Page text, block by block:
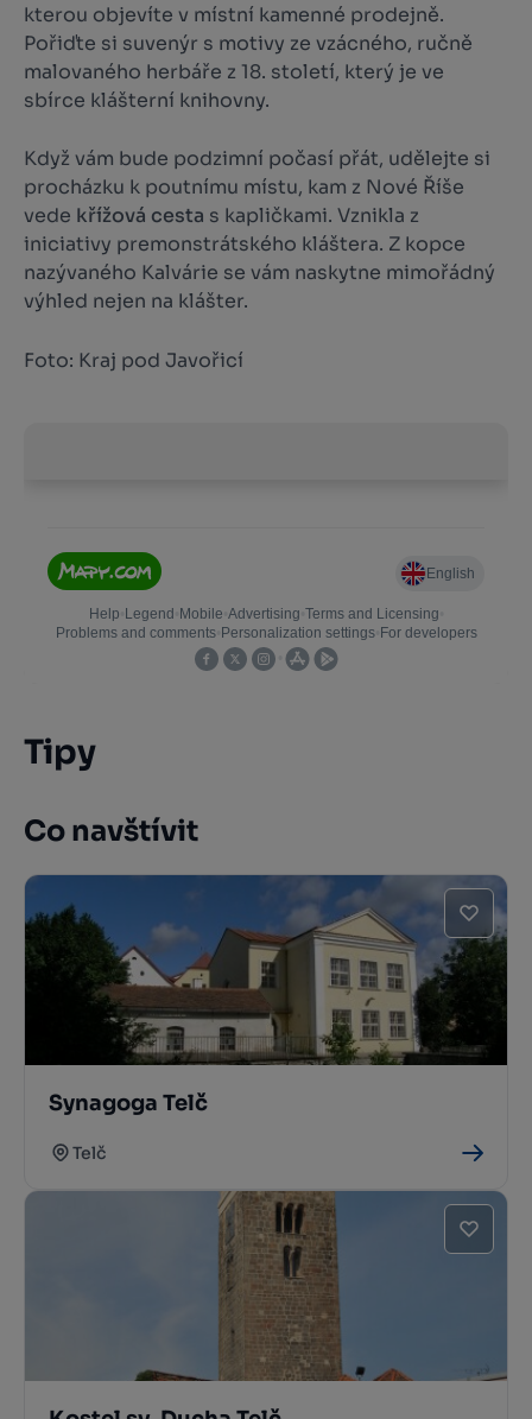
kterou objevíte v místní kamenné prodejně.
Pořiďte si suvenýr s motivy ze vzácného, ručně
malovaného herbáře z 18. století, který je ve
sbírce klášterní knihovny.
Když vám bude podzimní počasí přát, udělejte si
procházku k poutnímu místu, kam z Nové Říše
vede křížová cesta s kapličkami. Vznikla z
iniciativy premonstrátského kláštera. Z kopce
nazývaného Kalvárie se vám naskytne mimořádný
výhled nejen na klášter.
Foto: Kraj pod Javořicí
Tipy
Co navštívit
Synagoga Telč
Telč